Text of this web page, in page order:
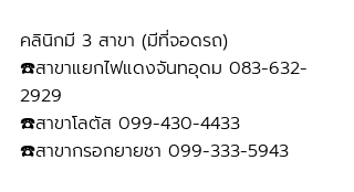
คลินิกมี 3 สาขา (มีที่จอดรถ)
☎️สาขาแยกไฟแดงจันทอุดม 083-632-
2929
☎️สาขาโลตัส 099-430-4433
☎️สาขากรอกยายชา 099-333-5943